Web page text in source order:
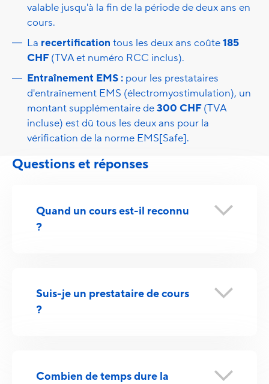
valable jusqu'à la fin de la période de deux ans en
cours.
La recertification tous les deux ans coûte185
CHF(TVA et numéro RCC inclus).
Entraînement EMS : pour les prestataires
d'entraînement EMS (électromyostimulation), un
montant supplémentaire de300 CHF(TVA
incluse) est dû tous les deux ans pour la
vérification de la norme EMS[Safe].
Questions et réponses
Quand un cours est-il reconnu
?
Suis-je un prestataire de cours
?
Combien de temps dure la